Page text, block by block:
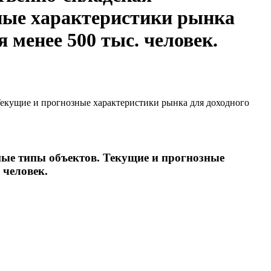
характеристики рынка
менее 500 тыс. человек.
и прогнозные характеристики рынка для доходного
типы объектов. Текущие и прогнозные